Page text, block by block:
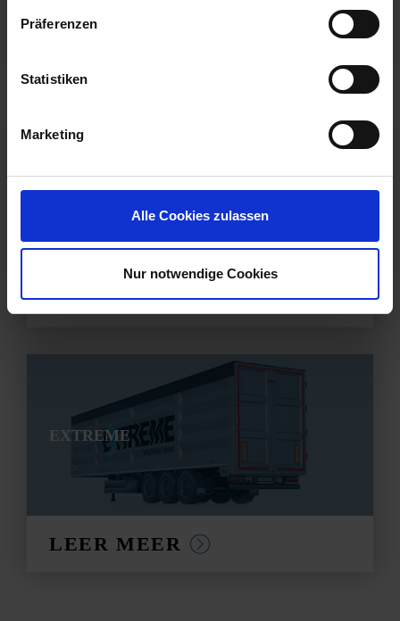
in Drittländern außerhalb der EU mit abweichenden
Datenschutzbestimmungen ein, wodurch das Risiko von
übermittelter Daten bestehen kann.
Präferenzen
Statistiken
Marketing
Alle Cookies zulassen
Nur notwendige Cookies
EXSIDE
LEER MEER
EXTREME
LEER MEER